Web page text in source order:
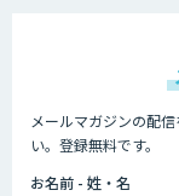
メールマガジンの配
い。登録無料です。
お名前 - 姓・名